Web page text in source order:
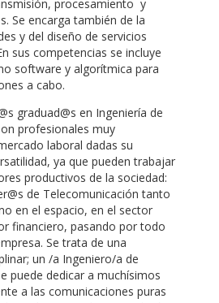
procesamiento y
Se encarga también de la
y del diseño de servicios
sus competencias se incluye
software y algorítmica para
a cabo.
graduad@s en Ingeniería de
profesionales muy
laboral dadas su
ya que pueden trabajar
productivos de la sociedad:
de Telecomunicación tanto
en el espacio, en el sector
financiero, pasando por todo
Se trata de una
un /a Ingeniero/a de
puede dedicar a muchísimos
a las comunicaciones puras